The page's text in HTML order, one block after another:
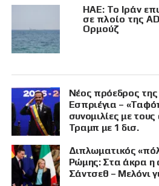
ΗΑΕ: Το Ιράν
σε πλοίο της
Ορμούζ
Νέος πρόεδρος
Εσπριέγια –
συνομιλίες με
Τραμπ με 1 δισ.
Διπλωματικός
Ρώμης: Στα άκρα η
Σάντσεθ – Μελόνι